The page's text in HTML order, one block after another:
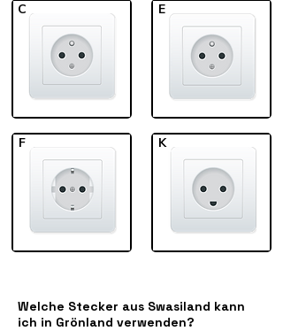
C
F
E
K
Welche Stecker aus Swasiland kann
ich in Grönland verwenden?